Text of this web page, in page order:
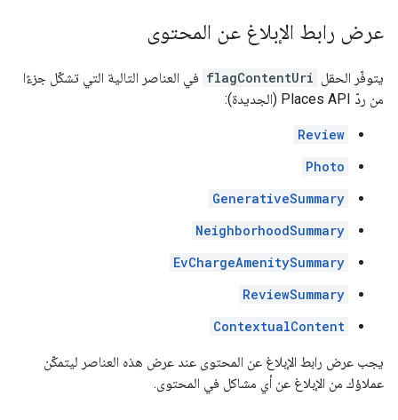
عرض رابط الإبلاغ عن المحتوى
يتوفّر الحقل flagContentUri في العناصر التالية التي تشكّل جزءًا
من ردّ Places API (الجديدة):
Review
Photo
GenerativeSummary
NeighborhoodSummary
EvChargeAmenitySummary
ReviewSummary
ContextualContent
يجب عرض رابط الإبلاغ عن المحتوى عند عرض هذه العناصر ليتمكّن
عملاؤك من الإبلاغ عن أي مشاكل في المحتوى.